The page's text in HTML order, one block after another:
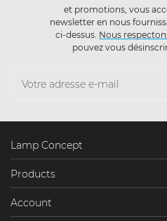
et promotions, vous
newsletter en nous
ci-dessus. Nous
pouvez vous
Lamp Concept
Products
Account